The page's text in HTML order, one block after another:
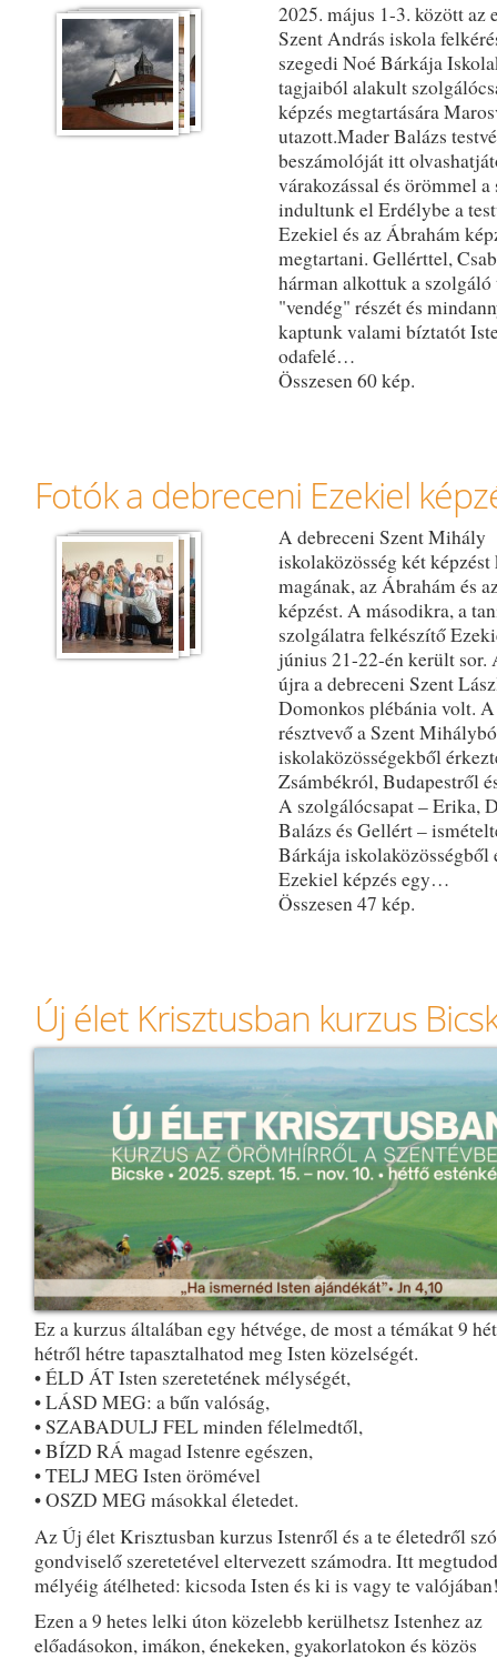
2025. május 1-3. között az
Szent András iskola
szegedi Noé Bárkája
tagjaiból alakult
képzés megtartására
utazott.Mader Balázs
beszámolóját itt
várakozással és örömmel
indultunk el Erdélybe a
Ezekiel és az Ábrahám
megtartani. Gellérttel,
hárman alkottuk a szolgáló
"vendég" részét és
kaptunk valami bíztatót
odafelé…
Összesen 60 kép.
Fotók a debreceni Ezekiel
A debreceni Szent Mihály
iskolaközösség két
magának, az Ábrahám és
képzést. A másodikra, a
szolgálatra felkészítő
június 21-22-én került sor.
újra a debreceni Szent
Domonkos plébánia volt.
résztvevő a Szent
iskolaközösségekből
Zsámbékról, Budapestről
A szolgálócsapat – Erika,
Balázs és Gellért –
Bárkája iskolaközösségből
Ezekiel képzés egy…
Összesen 47 kép.
Új élet Krisztusban kurzus
Ez a kurzus általában egy hétvége, de most a témákat 9
hétről hétre tapasztalhatod meg Isten közelségét.
• ÉLD ÁT Isten szeretetének mélységét,
• LÁSD MEG: a bűn valóság,
• SZABADULJ FEL minden félelmedtől,
• BÍZD RÁ magad Istenre egészen,
• TELJ MEG Isten örömével
• OSZD MEG másokkal életedet.
Az Új élet Krisztusban kurzus Istenről és a te életedről
gondviselő szeretetével eltervezett számodra. Itt
mélyéig átélheted: kicsoda Isten és ki is vagy te
Ezen a 9 hetes lelki úton közelebb kerülhetsz Istenhez az
előadásokon, imákon, énekeken, gyakorlatokon és közös